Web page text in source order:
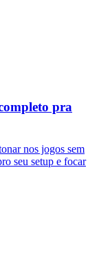
pra
nos jogos sem
seu setup e focar